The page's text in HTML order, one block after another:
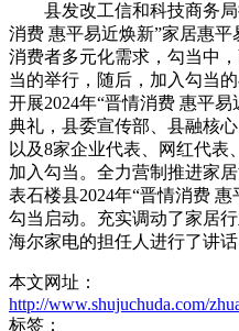
县发改工信和科技商务局
消费 惠平易近焕新”家居惠
消费者多元化需求，勾当中
当的举行，随后，加入勾当
开展2024年“晋情消费 惠平
典礼，县委宣传部、县融核
以及8家企业代表、网红代表
加入勾当。全力营制推进家
表石楼县2024年“晋情消费
勾当启动。充实调动了家居
海尔家电的担任人进行了讲话
本文网址：
http://www.shujuchuda.com/
标签：